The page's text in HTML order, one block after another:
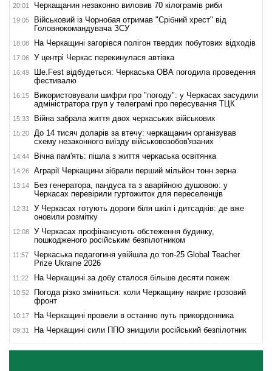
20:01 Черкащанин незаконно виловив 70 кілограмів риби
19:05
Військовий із Чорнобая отримав "Срібний хрест" від
Головнокомандувача ЗСУ
18:08 На Черкащині загорівся полігон твердих побутових відходів
17:06 У центрі Черкас перекинулася автівка
16:49
Ше.Fest відбудеться: Черкаська ОВА погодила проведення
фестивалю
16:15
Використовували шифри про "погоду": у Черкасах засудили
адміністратора груп у телеграмі про пересування ТЦК
15:33 Війна забрала життя двох черкаських військових
15:20
До 14 тисяч доларів за втечу: черкащанин організував
схему незаконного виїзду військовозобов'язаних
14:44 Вічна пам'ять: пішла з життя черкаська освітянка
14:26 Аграрії Черкащини зібрали перший мільйон тонн зерна
13:14
Без генератора, пандуса та з аварійною душовою: у
Черкасах перевірили гуртожиток для переселенців
12:31
У Черкасах готують дороги біля шкіл і дитсадків: де вже
оновили розмітку
12:08
У Черкасах профінансують обстеження будинку,
пошкодженого російським безпілотником
11:57
Черкаська педагогиня увійшла до топ-25 Global Teacher
Prize Ukraine 2026
11:22 На Черкащині за добу сталося більше десяти пожеж
10:52
Погода різко зміниться: коли Черкащину накриє грозовий
фронт
10:17 На Черкащині провели в останню путь прикордонника
09:31 На Черкащині сили ППО знищили російський безпілотник